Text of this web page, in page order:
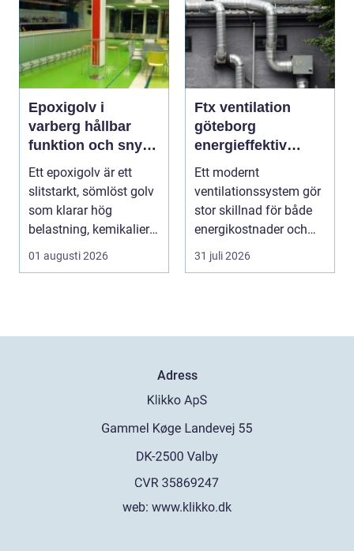
Epoxigolv i
varberg hållbar
funktion och snygg
design i samma
lösning
Ett epoxigolv är ett
slitstarkt, sömlöst golv
som klarar hög
belastning, kemikalier
och väta utan at...
01 augusti 2026
Ftx ventilation
göteborg
energieffektiv
lösning för ett
bättre
inomhusklimat
Ett modernt
ventilationssystem gör
stor skillnad för både
energikostnader och
välmående. I en stad
31 juli 2026
Adress
web: www.klikko.dk